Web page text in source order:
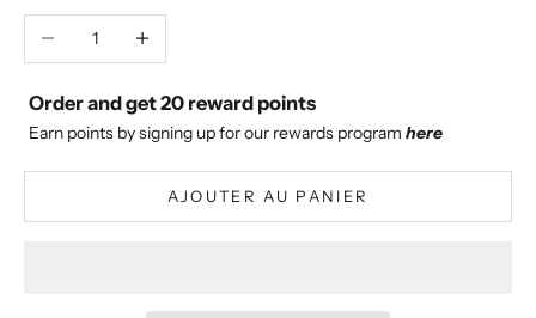
Diminuer la quantitéAugmenter la quantité
Order and get20 reward points
Earn points by signing up for our rewards program here
AJOUTER AU PANIER